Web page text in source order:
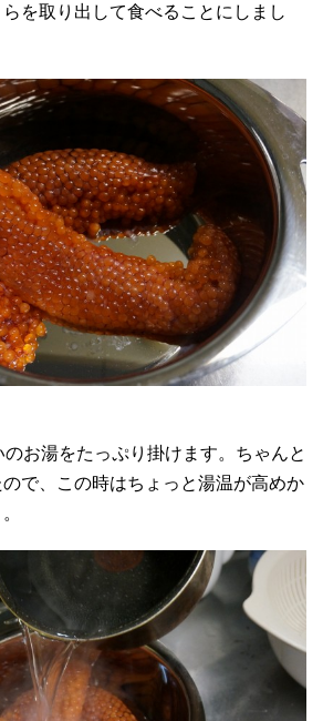
を取り出して食べることにしまし
お湯をたっぷり掛けます。ちゃんと
で、この時はちょっと湯温が高めか